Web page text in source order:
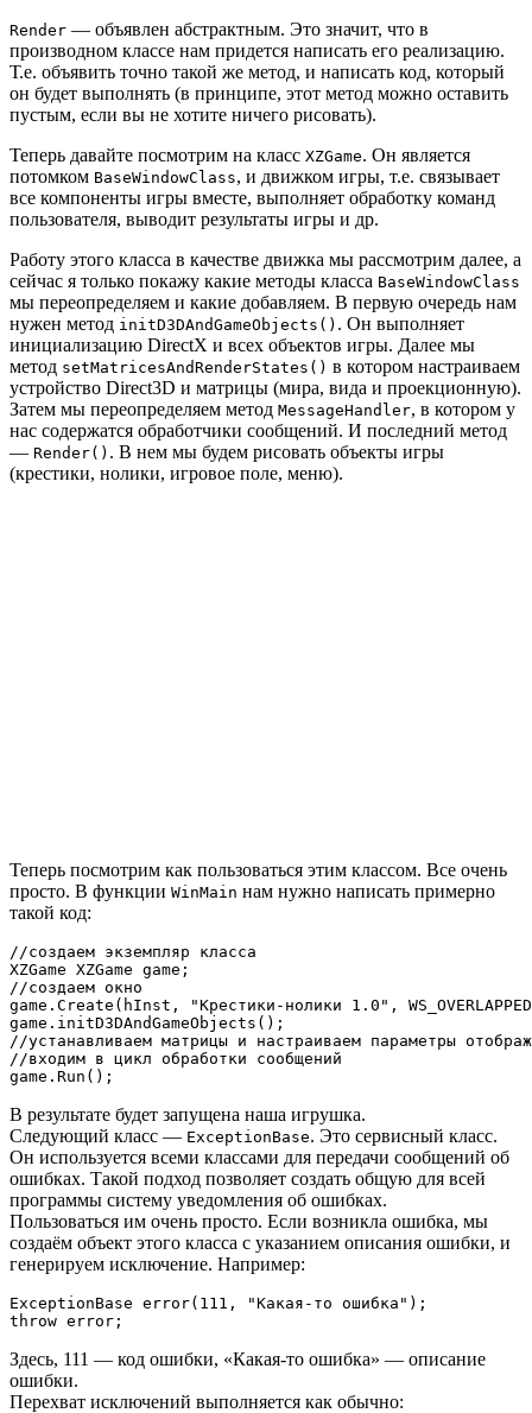
Render — объявлен абстрактным. Это значит, что в
производном классе нам придется написать его реализацию.
Т.е. объявить точно такой же метод, и написать код, который
он будет выполнять (в принципе, этот метод можно оставить
пустым, если вы не хотите ничего рисовать).
Теперь давайте посмотрим на класс XZGame. Он является
потомком BaseWindowClass, и движком игры, т.е. связывает
все компоненты игры вместе, выполняет обработку команд
пользователя, выводит результаты игры и др.
Работу этого класса в качестве движка мы рассмотрим далее, а
сейчас я только покажу какие методы класса BaseWindowClass
мы переопределяем и какие добавляем. В первую очередь нам
нужен метод initD3DAndGameObjects() . Он выполняет
инициализацию DirectX и всех объектов игры. Далее мы
метод setMatricesAndRenderStates() в котором настраиваем
устройство Direct3D и матрицы (мира, вида и проекционную).
Затем мы переопределяем метод MessageHandler, в котором у
нас содержатся обработчики сообщений. И последний метод
— Render() . В нем мы будем рисовать объекты игры
(крестики, нолики, игровое поле, меню).
Теперь посмотрим как пользоваться этим классом. Все очень
просто. В функции WinMain нам нужно написать примерно
такой код:
//создаем экземпляр класса
XZGame XZGame game;
//создаем окно
game.Create(hInst, "Крестики-нолики 1.0",
game.initD3DAndGameObjects();
//устанавливаем матрицы и настраиваем параметры
//входим в цикл обработки сообщений
game.Run();
В результате будет запущена наша игрушка.
Следующий класс — ExceptionBase. Это сервисный класс.
Он используется всеми классами для передачи сообщений об
ошибках. Такой подход позволяет создать общую для всей
программы систему уведомления об ошибках.
Пользоваться им очень просто. Если возникла ошибка, мы
создаём объект этого класса с указанием описания ошибки, и
генерируем исключение. Например:
ExceptionBase error(111, "Какая-то ошибка");
throw error;
Здесь, 111 — код ошибки, «Какая-то ошибка» — описание
ошибки.
Перехват исключений выполняется как обычно: